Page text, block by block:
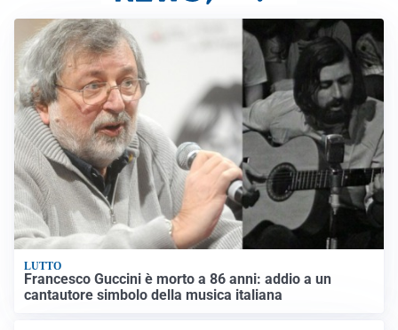
LUTTO
Francesco Guccini è morto a 86 anni: addio a un
cantautore simbolo della musica italiana